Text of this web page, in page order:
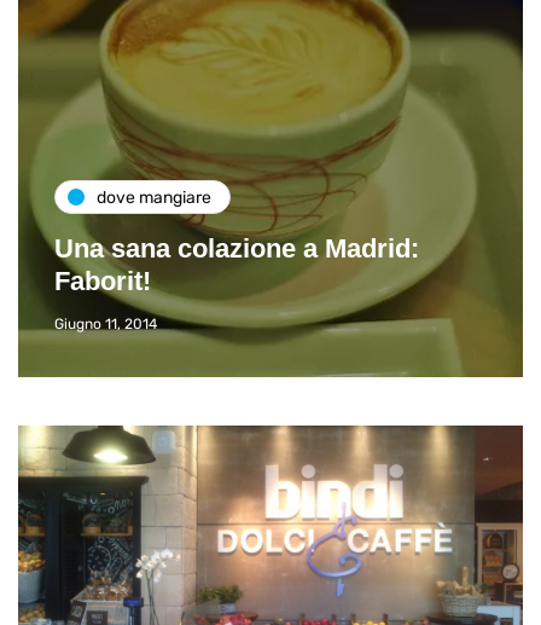
dove mangiare
Una sana colazione a Madrid:
Faborit!
Giugno 11, 2014